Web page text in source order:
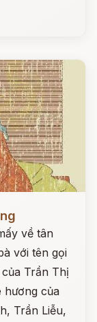
về tân
với tên gọi
Trần Thị
hương của
Trần Liễu,